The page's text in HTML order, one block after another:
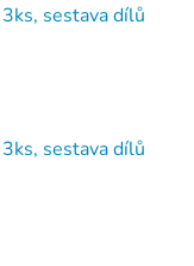
sestava dílů
sestava dílů